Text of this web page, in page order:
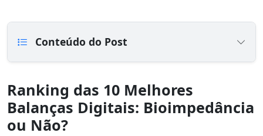
Conteúdo do Post
Ranking das 10 Melhores
Balanças Digitais: Bioimpedância
ou Não?